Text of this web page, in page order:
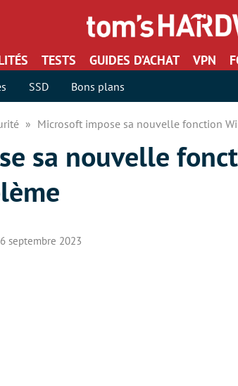
TESTS GUIDES D’ACHAT VPN
SSD Bons plans
Microsoft impose sa nouvelle fonction
sa nouvelle
septembre 2023